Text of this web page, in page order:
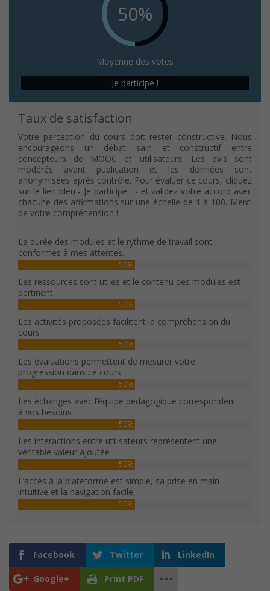
50%
Moyenne des votes
Je participe !
Taux de satisfaction
Votre perception du cours doit rester constructive. Nous
encourageons un débat sain et constructif entre
concepteurs de MOOC et utilisateurs. Les avis sont
modérés avant publication et les données sont
anonymisées après contrôle. Pour évaluer ce cours, cliquez
sur le lien bleu - Je participe ! - et validez votre accord avec
chacune des affirmations sur une échelle de 1 à 100. Merci
de votre compréhension !
La durée des modules et le rythme de travail sont
conformes à mes attentes.
50%
Les ressources sont utiles et le contenu des modules est
pertinent.
50%
Les activités proposées facilitent la compréhension du
cours
50%
Les évaluations permettent de mesurer votre
progression dans ce cours
50%
Les échanges avec l’équipe pédagogique correspondent
à vos besoins
50%
Les interactions entre utilisateurs représentent une
véritable valeur ajoutée
50%
L’accès à la plateforme est simple, sa prise en main
intuitive et la navigation facile
50%
Facebook Twitter LinkedIn
Google+ Print PDF